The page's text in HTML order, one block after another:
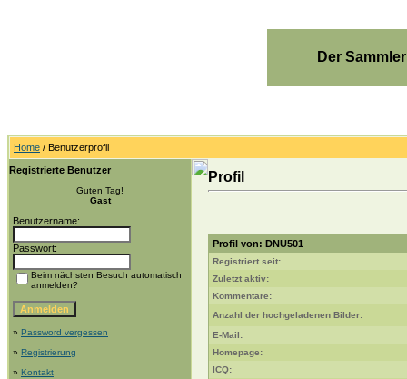
Der
Home / Benutzerprofil
Registrierte Benutzer
Guten Tag!
Gast
Benutzername:
Passwort:
Beim nächsten Besuch automatisch
anmelden?
» Password vergessen
» Registrierung
» Kontakt
Profil
Profil von: DNU501
Registriert seit:
Zuletzt aktiv:
Kommentare:
Anzahl der hochgeladenen Bilder:
E-Mail:
Homepage:
ICQ: